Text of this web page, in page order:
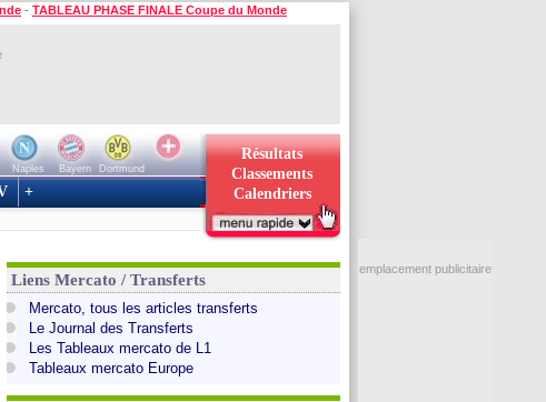
- TABLEAU PHASE FINALE Coupe du Monde
Naples Bayern
Dortmund
Résultats
Classements
Calendriers
+
Liens Mercato / Transferts
Mercato, tous les articles transferts
Le Journal des Transferts
Les Tableaux mercato de L1
Tableaux mercato Europe
emplacement publicitaire